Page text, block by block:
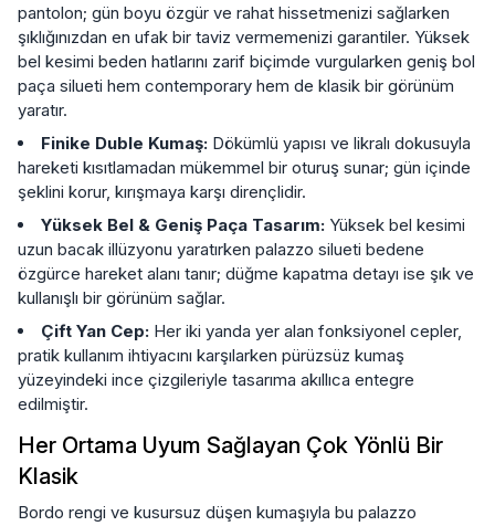
pantolon; gün boyu özgür ve rahat hissetmenizi sağlarken
şıklığınızdan en ufak bir taviz vermemenizi garantiler. Yüksek
bel kesimi beden hatlarını zarif biçimde vurgularken geniş bol
paça silueti hem contemporary hem de klasik bir görünüm
yaratır.
Finike Duble Kumaş: Dökümlü yapısı ve likralı dokusuyla
hareketi kısıtlamadan mükemmel bir oturuş sunar; gün içinde
şeklini korur, kırışmaya karşı dirençlidir.
Yüksek Bel & Geniş Paça Tasarım: Yüksek bel kesimi
uzun bacak illüzyonu yaratırken palazzo silueti bedene
özgürce hareket alanı tanır; düğme kapatma detayı ise şık ve
kullanışlı bir görünüm sağlar.
Çift Yan Cep: Her iki yanda yer alan fonksiyonel cepler,
pratik kullanım ihtiyacını karşılarken pürüzsüz kumaş
yüzeyindeki ince çizgileriyle tasarıma akıllıca entegre
edilmiştir.
Her Ortama Uyum Sağlayan Çok Yönlü Bir
Klasik
Bordo rengi ve kusursuz düşen kumaşıyla bu palazzo